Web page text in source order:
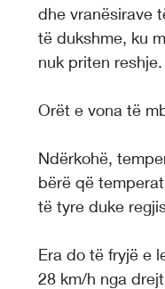
dhe vranësirave
të dukshme, ku
nuk priten reshje.
Orët e vona të
Ndërkohë,
bërë që
të tyre duke
Era do të fryjë e
28 km/h nga